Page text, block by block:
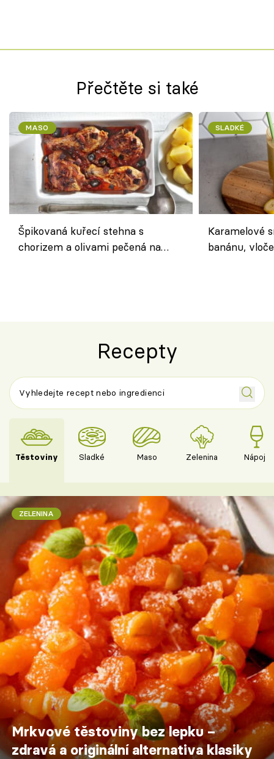
Přečtěte si také
MASO
Špikovaná kuřecí stehna s
chorizem a olivami pečená na
SLADKÉ
Karamelové
banánu,
Recepty
Těstoviny Sladké Maso Zelenina Nápoje
ZELENINA
Mrkvové těstoviny bez lepku –
zdravá a originální alternativa klasiky